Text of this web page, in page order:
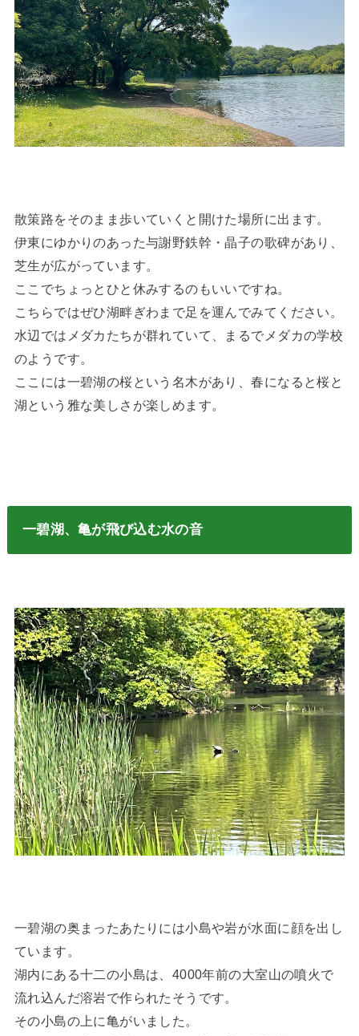
散策路をそのまま歩いていくと開けた場所に出ます。
伊東にゆかりのあった与謝野鉄幹・晶子の歌碑があり、
芝生が広がっています。
ここでちょっとひと休みするのもいいですね。
こちらではぜひ湖畔ぎわまで足を運んでみてください。
水辺ではメダカたちが群れていて、まるでメダカの学校
のようです。
ここには一碧湖の桜という名木があり、春になると桜と
湖という雅な美しさが楽しめます。
一碧湖、亀が飛び込む水の音
一碧湖の奥まったあたりには小島や岩が水面に顔を出し
ています。
湖内にある十二の小島は、4000年前の大室山の噴火で
流れ込んだ溶岩で作られたそうです。
その小島の上に亀がいました。